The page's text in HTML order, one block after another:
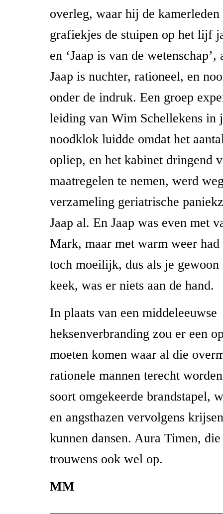
overleg, waar hij de
grafiekjes de stuipen op het lijf
en ‘Jaap is van de
Jaap is nuchter, rationeel, en
onder de indruk. Een groep
leiding van Wim Schellekens in
noodklok luidde omdat het
opliep, en het kabinet dringend
maatregelen te nemen, werd
verzameling geriatrische
Jaap al. En Jaap was even met
Mark, maar met warm weer had
toch moeilijk, dus als je gewoon
keek, was er niets aan de hand.
In plaats van een middeleeuwse
heksenverbranding zou er een
moeten komen waar al die
rationele mannen terecht
soort omgekeerde brandstapel,
en angsthazen vervolgens
kunnen dansen. Aura Timen,
trouwens ook wel op.
MM